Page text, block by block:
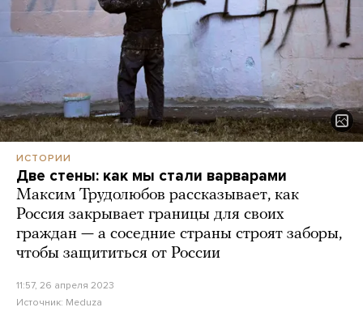
ИСТОРИИ
Две стены: как мы стали варварами
Максим Трудолюбов рассказывает, как
Россия закрывает границы для своих
граждан — а соседние страны строят заборы,
чтобы защититься от России
11:57, 26 апреля 2023
Источник: Meduza